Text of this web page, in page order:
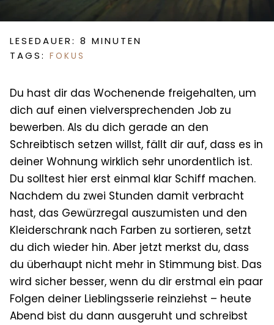
LESEDAUER: 8 MINUTEN
TAGS: FOKUS
Du hast dir das Wochenende freigehalten, um
dich auf einen vielversprechenden Job zu
bewerben. Als du dich gerade an den
Schreibtisch setzen willst, fällt dir auf, dass es in
deiner Wohnung wirklich sehr unordentlich ist.
Du solltest hier erst einmal klar Schiff machen.
Nachdem du zwei Stunden damit verbracht
hast, das Gewürzregal auszumisten und den
Kleiderschrank nach Farben zu sortieren, setzt
du dich wieder hin. Aber jetzt merkst du, dass
du überhaupt nicht mehr in Stimmung bist. Das
wird sicher besser, wenn du dir erstmal ein paar
Folgen deiner Lieblingsserie reinziehst – heute
Abend bist du dann ausgeruht und schreibst